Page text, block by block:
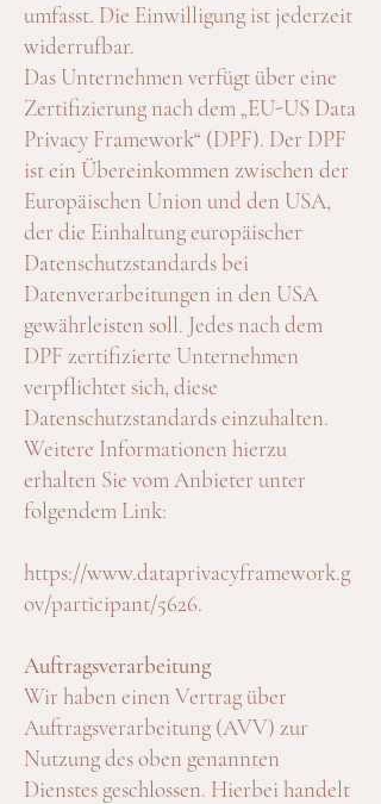
umfasst. Die Einwilligung ist jederzeit
widerrufbar.
Das Unternehmen verfügt über eine
Zertifizierung nach dem „EU-US Data
Privacy Framework“ (DPF). Der DPF
ist ein Übereinkommen zwischen der
Europäischen Union und den USA,
der die Einhaltung europäischer
Datenschutzstandards bei
Datenverarbeitungen in den USA
gewährleisten soll. Jedes nach dem
DPF zertifizierte Unternehmen
verpflichtet sich, diese
Datenschutzstandards einzuhalten.
Weitere Informationen hierzu
erhalten Sie vom Anbieter unter
folgendem Link:
https://www.dataprivacyframework.g
ov/participant/5626.
Auftragsverarbeitung
Wir haben einen Vertrag über
Auftragsverarbeitung (AVV) zur
Nutzung des oben genannten
Dienstes geschlossen. Hierbei handelt